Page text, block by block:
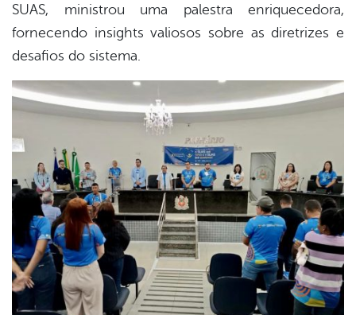
SUAS, ministrou uma palestra enriquecedora,
fornecendo insights valiosos sobre as diretrizes e
desafios do sistema.